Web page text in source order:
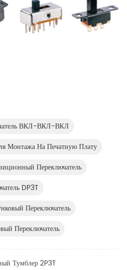
ВКЛ-ВКЛ-ВКЛ
Монтажа На Печатную Плату
Переключатель
DP3T
Переключатель
Переключатель
Тумблер 2P3T